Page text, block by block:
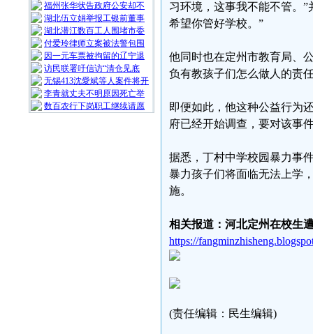
福州张华状告政府公安却不
湖北伍立娟举报工银前董事
湖北潜江数百工人围堵市委
付爱玲律师立案被法警包围
因一元车票被拘留的辽宁退
访民联署吁信访“清仓见底
无锡413沈愛斌等人案件将开
李青就丈夫不明原因死亡举
数百农行下岗职工继续请愿
习环境，这事我不能不管。
希望你管好学校。”
他同时也在定州市教育局、
负有教孩子们怎么做人的责
即便如此，他这种公益行为
府已经开始调查，要对该事
据悉，丁村中学校园暴力事
暴力孩子们将面临无法上学
施。
相关报道：河北定州在校生
https://
(责任编辑：民生编辑)